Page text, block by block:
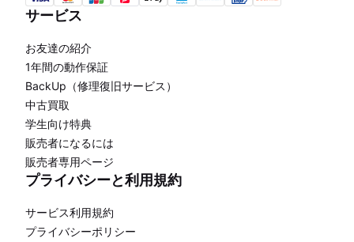
サービス
お友達の紹介
1年間の動作保証
BackUp（修理復旧サービス）
中古買取
学生向け特典
販売者になるには
販売者専用ページ
プライバシーと利用規約
サービス利用規約
プライバシーポリシー